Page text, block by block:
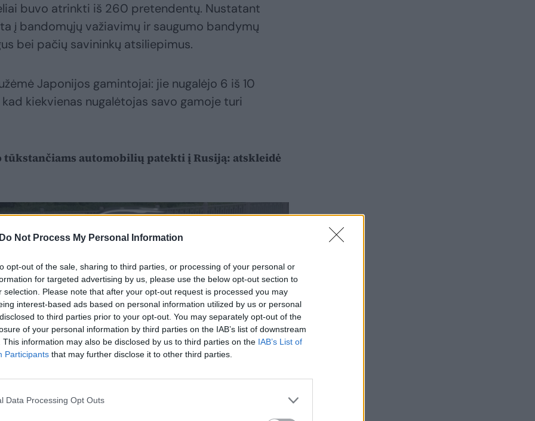
Do Not Process My Personal Information
opt-out of the sale, sharing to third parties, or processing of your personal or
for targeted advertising by us, please use the below opt-out section to
selection. Please note that after your opt-out request is processed you may
interest-based ads based on personal information utilized by us or personal
to third parties prior to your opt-out. You may separately opt-out of the
of your personal information by third parties on the IAB’s list of downstream
This information may also be disclosed by us to third parties on the IAB’s List of
Participants that may further disclose it to other third parties.
Data Processing Opt Outs
buvo atrinkti iš 260 pretendentų. Nustatant
į bandomųjų važiavimų ir saugumo bandymų
bei pačių savininkų atsiliepimus.
Japonijos gamintojai: jie nugalėjo 6 iš 10
kiekvienas nugalėtojas savo gamoje turi
tūkstančiams automobilių patekti į Rusiją: atskleidė